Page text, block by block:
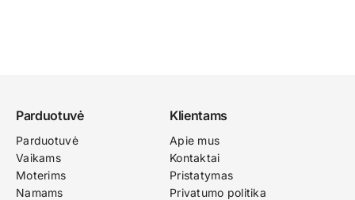
Parduotuvė
Parduotuvė
Vaikams
Moterims
Namams
Klientams
Apie mus
Kontaktai
Pristatymas
Privatumo politika